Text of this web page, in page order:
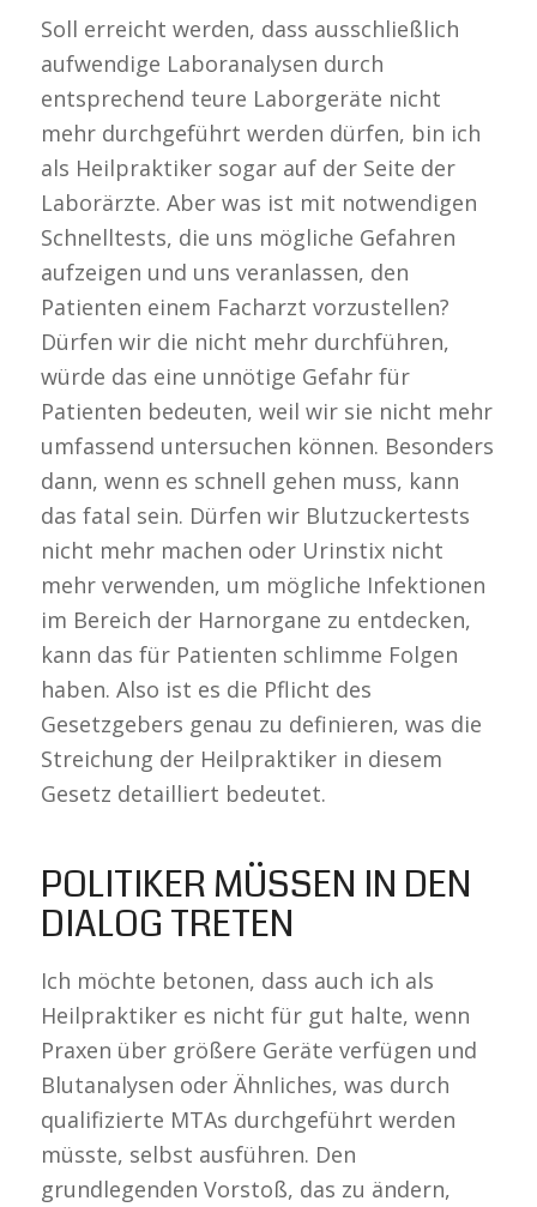
Soll erreicht werden, dass ausschließlich
aufwendige Laboranalysen durch
entsprechend teure Laborgeräte nicht
mehr durchgeführt werden dürfen, bin ich
als Heilpraktiker sogar auf der Seite der
Laborärzte. Aber was ist mit notwendigen
Schnelltests, die uns mögliche Gefahren
aufzeigen und uns veranlassen, den
Patienten einem Facharzt vorzustellen?
Dürfen wir die nicht mehr durchführen,
würde das eine unnötige Gefahr für
Patienten bedeuten, weil wir sie nicht mehr
umfassend untersuchen können. Besonders
dann, wenn es schnell gehen muss, kann
das fatal sein. Dürfen wir Blutzuckertests
nicht mehr machen oder Urinstix nicht
mehr verwenden, um mögliche Infektionen
im Bereich der Harnorgane zu entdecken,
kann das für Patienten schlimme Folgen
haben. Also ist es die Pflicht des
Gesetzgebers genau zu definieren, was die
Streichung der Heilpraktiker in diesem
Gesetz detailliert bedeutet.
POLITIKER MÜSSEN IN DEN
DIALOG TRETEN
Ich möchte betonen, dass auch ich als
Heilpraktiker es nicht für gut halte, wenn
Praxen über größere Geräte verfügen und
Blutanalysen oder Ähnliches, was durch
qualifizierte MTAs durchgeführt werden
müsste, selbst ausführen. Den
grundlegenden Vorstoß, das zu ändern,